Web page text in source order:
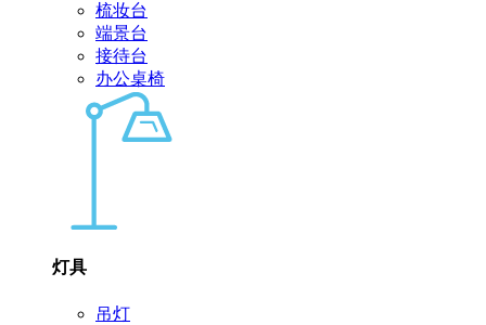
梳妆台
端景台
接待台
办公桌椅
灯具
吊灯